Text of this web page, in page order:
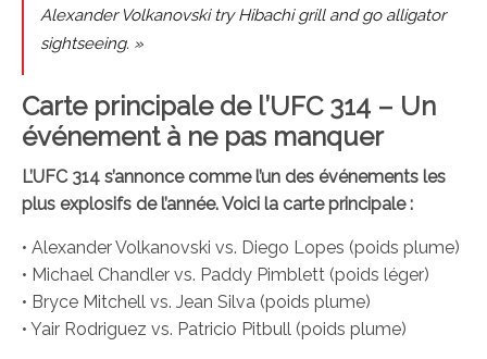
Alexander Volkanovski try Hibachi grill and go alligator
sightseeing. »
Carte principale de l’UFC 314 – Un
événement à ne pas manquer
L’UFC 314 s’annonce comme l’un des événements les
plus explosifs de l’année. Voici la carte principale :
• Alexander Volkanovski vs. Diego Lopes (poids plume)
• Michael Chandler vs. Paddy Pimblett (poids léger)
• Bryce Mitchell vs. Jean Silva (poids plume)
• Yair Rodriguez vs. Patricio Pitbull (poids plume)